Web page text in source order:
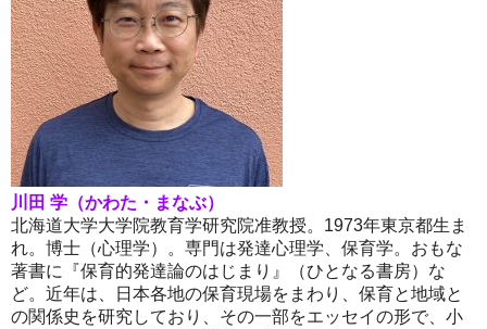
川田 学（かわた・まなぶ）
北海道大学大学院教育学研究院准教授。1973年東京都生ま
れ。博士（心理学）。専門は発達心理学、保育学。おもな
著書に『保育的発達論のはじまり』（ひとなる書房）な
ど。近年は、日本各地の保育現場をまわり、保育と地域と
の関係史を研究しており、その一部をエッセイの形で、小